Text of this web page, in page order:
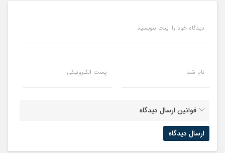
دیدگاه خود را اینجا بنویسید
نام شما پست الکترونیکی
قوانین ارسال دیدگاه